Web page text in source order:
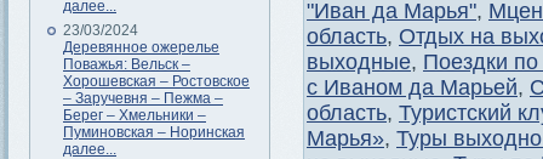
далее...
23/03/2024
Деревянное ожерелье
Поважья: Вельск –
Хорошевская – Ростовское
– Заручевня – Пежма –
Берег – Хмельники –
Пуминовская – Норинская
далее...
"Иван да Марья",
область, Отдых на
выходные, Поездки
с Иваном да Марьей,
область, Туристский
Марья», Туры